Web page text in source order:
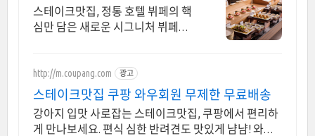
파리
스테이크맛집, 정통 호텔 뷔페의 핵
심만 담은 새로운 시그니처 뷔페를
http://m.coupang.com 광고
스테이크맛집 쿠팡 와우회원 무제한 무료배송
강아지 입맛 사로잡는 스테이크맛집, 쿠팡에서 편리하
게 만나보세요. 편식 심한 반려견도 맛있게 냠냠! 와우